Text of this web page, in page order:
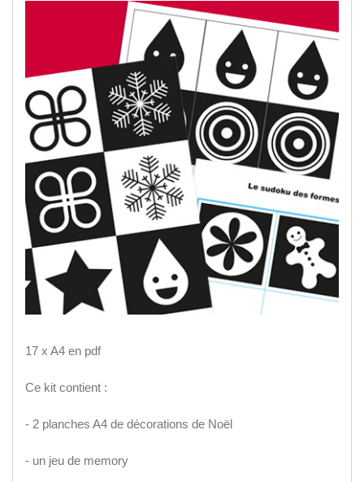
17 x A4 en pdf
Ce kit contient :
- 2 planches A4 de décorations de Noël
- un jeu de memory